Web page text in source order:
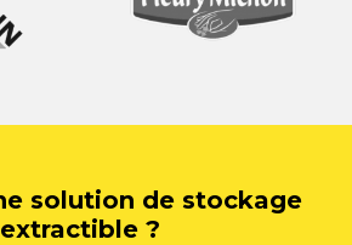
solution de stockage
extractible ?